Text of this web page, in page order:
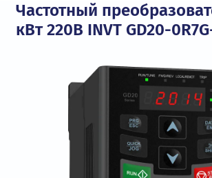
Частотный
кВт 220В INVT GD20-